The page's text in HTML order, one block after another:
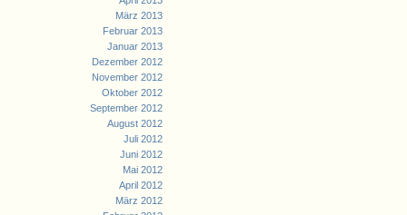
März 2013
Februar 2013
Januar 2013
Dezember 2012
November 2012
Oktober 2012
September 2012
August 2012
Juli 2012
Juni 2012
Mai 2012
April 2012
März 2012